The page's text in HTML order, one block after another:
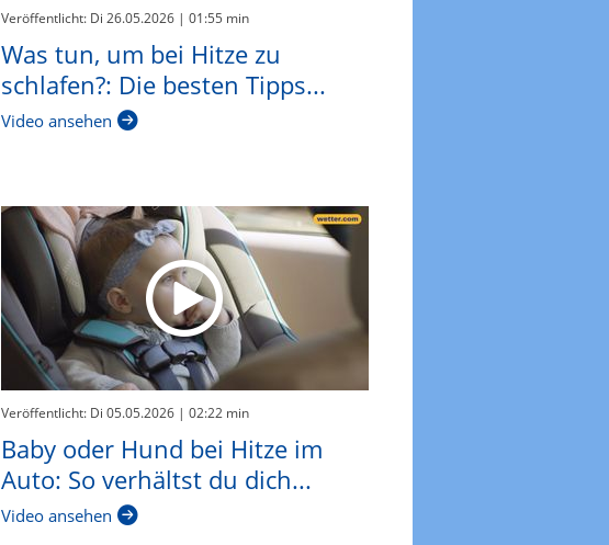
Veröffentlicht: Di 26.05.2026| 01:55 min
Was tun, um bei Hitze zu
schlafen?: Die besten Tipps...
Video ansehen
Veröffentlicht: Di 05.05.2026| 02:22 min
Baby oder Hund bei Hitze im
Auto: So verhältst du dich...
Video ansehen